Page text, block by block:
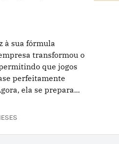
à sua fórmula
transformou o
que jogos
perfeitamente
ela se prepara...